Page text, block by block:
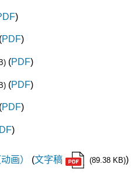
)
PDF)
(PDF)
(PDF)
(PDF)
)
画） (文字稿 (89.38 KB))